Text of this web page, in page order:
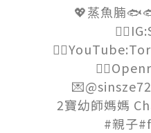
💖蒸魚腩
2寶幼師媽媽
#親子